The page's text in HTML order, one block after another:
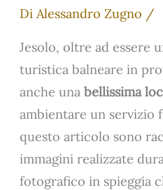
DiAlessandro Zugno /
Jesolo, oltre ad essere
turistica balneare in
anche unabellissima
ambientare un servizio
questo articolo sono
immagini realizzate
fotografico in spieggia